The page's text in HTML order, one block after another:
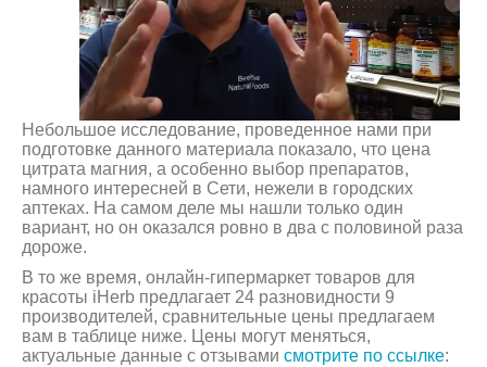
Небольшое исследование, проведенное нами при
подготовке данного материала показало, что цена
цитрата магния, а особенно выбор препаратов,
намного интересней в Сети, нежели в городских
аптеках. На самом деле мы нашли только один
вариант, но он оказался ровно в два с половиной раза
дороже.
В то же время, онлайн-гипермаркет товаров для
красоты iHerb предлагает 24 разновидности 9
производителей, сравнительные цены предлагаем
вам в таблице ниже. Цены могут меняться,
актуальные данные с отзывами смотрите по ссылке: